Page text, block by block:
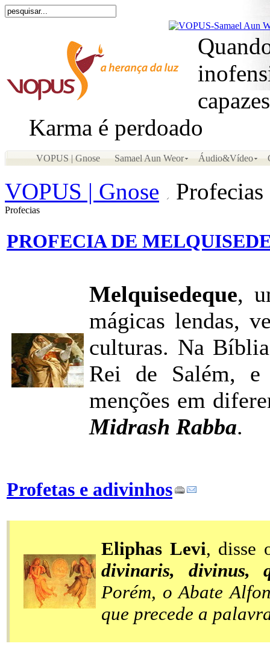
Karma é perdoado
VOPUS | Gnose Samael Aun Weor Áudio&Vídeo
VOPUS | Gnose Profecias
Profecias
PROFECIA DE
Melquisedeque,
mágicas lendas,
culturas. Na
Rei de Salém, e
menções em
Midrash Rabba.
Profetas e adivinhos
Eliphas Levi, disse
divinaris, divinus,
Porém, o Abate
que precede a